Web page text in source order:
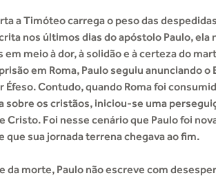
a Timóteo carrega o peso das
nos últimos dias do apóstolo Paulo, ela
em meio à dor, à solidão e à certeza do
em Roma, Paulo seguiu anunciando o
Éfeso. Contudo, quando Roma foi
sobre os cristãos, iniciou-se uma
Cristo. Foi nesse cenário que Paulo foi
que sua jornada terrena chegava ao fim.
da morte, Paulo não escreve com